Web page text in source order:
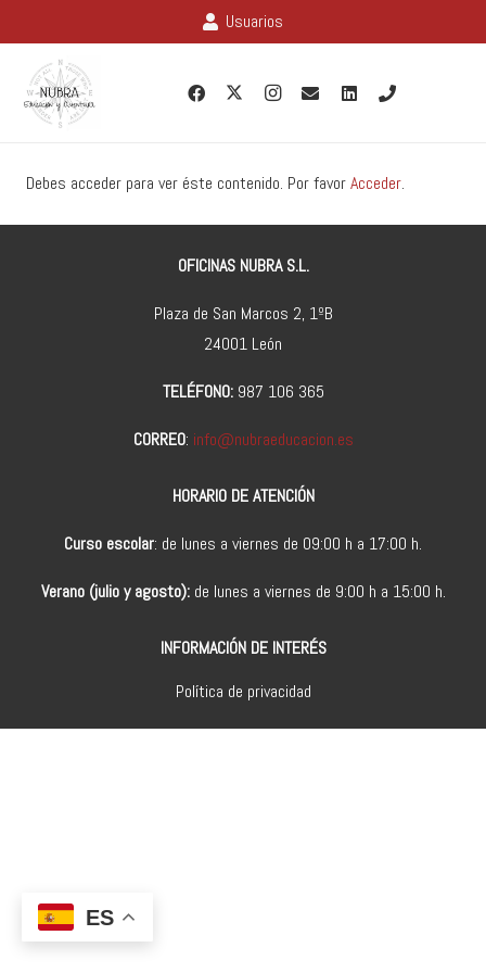
Usuarios
Debes acceder para ver éste contenido. Por favorAcceder.
OFICINAS NUBRA S.L.
Plaza de San Marcos 2, 1ºB
24001 León
TELÉFONO:987 106 365
CORREO: info@nubraeducacion.es
HORARIO DE ATENCIÓN
Curso escolar: de lunes a viernes de 09:00 h a 17:00 h.
Verano (julio y agosto):de lunes a viernes de 9:00 h a 15:00 h.
INFORMACIÓN DE INTERÉS
Política de privacidad
ES